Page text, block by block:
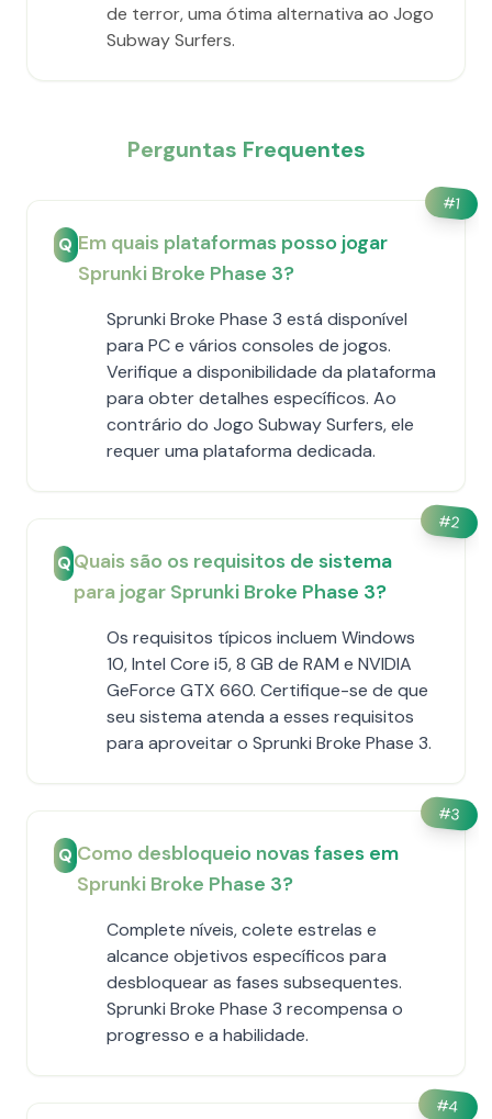
de terror, uma ótima alternativa ao Jogo
Subway Surfers.
Perguntas Frequentes
#1
Q Em quais plataformas posso jogar
Sprunki Broke Phase 3?
Sprunki Broke Phase 3 está disponível
para PC e vários consoles de jogos.
Verifique a disponibilidade da plataforma
para obter detalhes específicos. Ao
contrário do Jogo Subway Surfers, ele
requer uma plataforma dedicada.
#2
QQuais são os requisitos de sistema
para jogar Sprunki Broke Phase 3?
Os requisitos típicos incluem Windows
10, Intel Core i5, 8 GB de RAM e NVIDIA
GeForce GTX 660. Certifique-se de que
seu sistema atenda a esses requisitos
para aproveitar o Sprunki Broke Phase 3.
#3
Q Como desbloqueio novas fases em
Sprunki Broke Phase 3?
Complete níveis, colete estrelas e
alcance objetivos específicos para
desbloquear as fases subsequentes.
Sprunki Broke Phase 3 recompensa o
progresso e a habilidade.
#4